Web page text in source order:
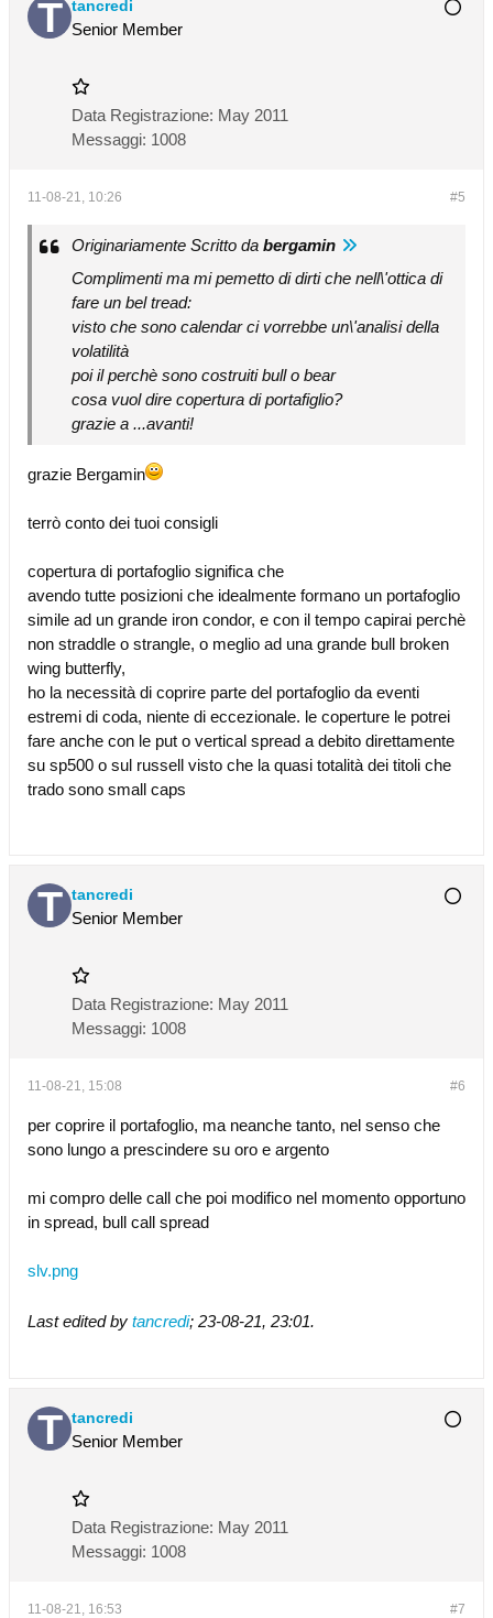
tancredi
Senior Member
Data Registrazione: May 2011
Messaggi: 1008
#5
11-08-21, 10:26
Originariamente Scritto da bergamin
Complimenti ma mi pemetto di dirti che nell\'ottica di
fare un bel tread:
visto che sono calendar ci vorrebbe un\'analisi della
volatilità
poi il perchè sono costruiti bull o bear
cosa vuol dire copertura di portafiglio?
grazie a ...avanti!
grazie Bergamin
terrò conto dei tuoi consigli
copertura di portafoglio significa che
avendo tutte posizioni che idealmente formano un portafoglio
simile ad un grande iron condor, e con il tempo capirai perchè
non straddle o strangle, o meglio ad una grande bull broken
wing butterfly,
ho la necessità di coprire parte del portafoglio da eventi
estremi di coda, niente di eccezionale. le coperture le potrei
fare anche con le put o vertical spread a debito direttamente
su sp500 o sul russell visto che la quasi totalità dei titoli che
trado sono small caps
tancredi
Senior Member
Data Registrazione: May 2011
Messaggi: 1008
#6
11-08-21, 15:08
per coprire il portafoglio, ma neanche tanto, nel senso che
sono lungo a prescindere su oro e argento
mi compro delle call che poi modifico nel momento opportuno
in spread, bull call spread
slv.png
Last edited by tancredi; 23-08-21, 23:01.
tancredi
Senior Member
Data Registrazione: May 2011
Messaggi: 1008
#7
11-08-21, 16:53